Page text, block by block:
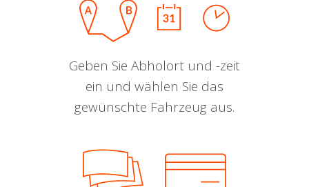
Geben Sie Abholort und -zeit
ein und wählen Sie das
gewünschte Fahrzeug aus.